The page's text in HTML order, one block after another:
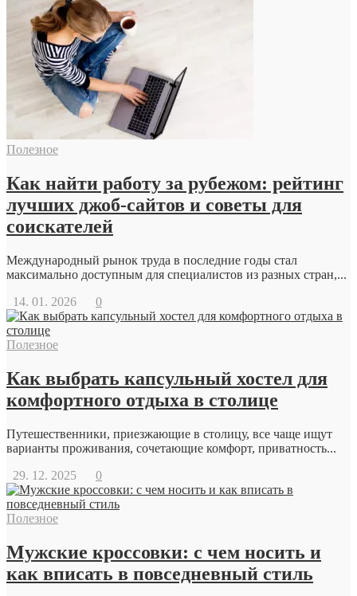
Полезное
Как найти работу за рубежом: рейтинг
лучших джоб-сайтов и советы для
соискателей
Международный рынок труда в последние годы стал
максимально доступным для специалистов из разных стран,...
14. 01. 2026
0
Полезное
Как выбрать капсульный хостел для
комфортного отдыха в столице
Путешественники, приезжающие в столицу, все чаще ищут
варианты проживания, сочетающие комфорт, приватность...
29. 12. 2025
0
Полезное
Мужские кроссовки: с чем носить и
как вписать в повседневный стиль